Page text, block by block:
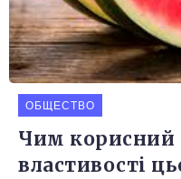
ОБЩЕСТВО
Чим корисний
властивості